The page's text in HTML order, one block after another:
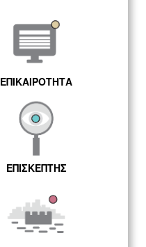
ΕΠΙΚΑΙΡΟΤΗΤΑ
ΕΠΙΣΚΕΠΤΗΣ